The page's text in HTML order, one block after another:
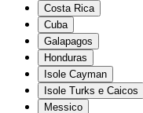
Costa Rica
Cuba
Galapagos
Honduras
Isole Cayman
Isole Turks e Caicos
Messico